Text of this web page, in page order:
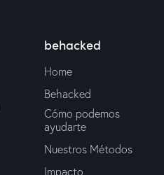
behacked
Home
Behacked
Cómo podemos
ayudarte
Nuestros Métodos
Impacto